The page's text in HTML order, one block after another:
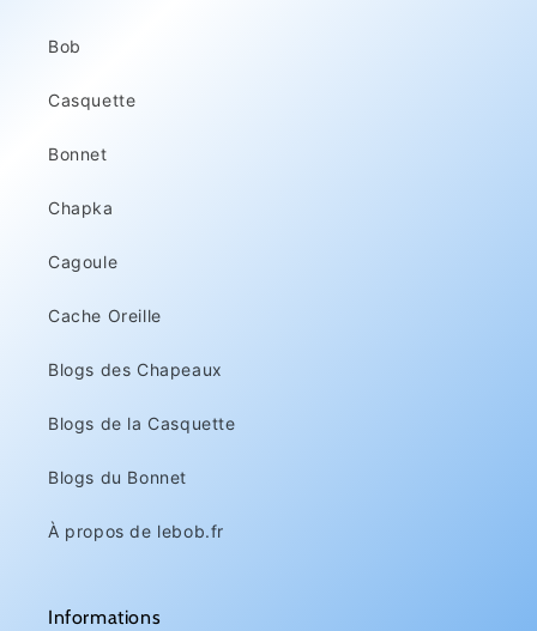
Bob
Casquette
Bonnet
Chapka
Cagoule
Cache Oreille
Blogs des Chapeaux
Blogs de la Casquette
Blogs du Bonnet
À propos de lebob.fr
Informations